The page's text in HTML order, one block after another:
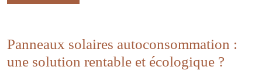
Panneaux solaires autoconsommation :
une solution rentable et écologique ?